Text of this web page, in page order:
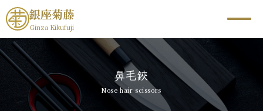
銀座菊藤
Ginza Kikufuji
鼻毛鋏
Nose hair scissors